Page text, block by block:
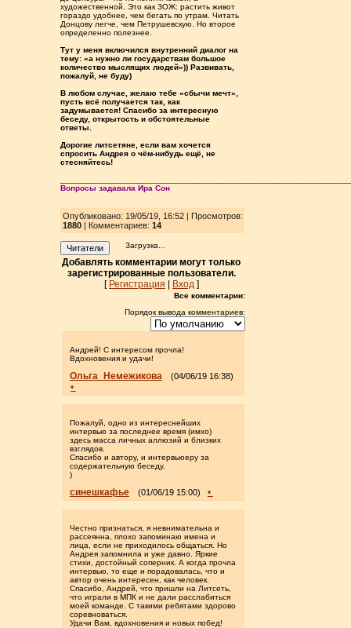
художественной. Это как ЗОЖ: растить живот
гораздо удобнее, чем бегать по утрам. Читать
Донцову легче, чем Петрушевскую. Но второе
определенно полезнее.
Тут у меня включился внутренний диалог на
тему: «а нужно ли государствам большое
количество мыслящих людей»)) Развивать,
пожалуй, не буду)
В любом случае, желаю тебе «сбычи мечт»,
пусть всё получается так, как
задумывается! Спасибо за интересную
беседу, открытость и обстоятельные
ответы.
Дорогие литсетяне, если вам хочется
спросить Андрея о чём-нибудь ещё, не
стесняйтесь!
Вопросы задавала Ира Сон
Опубликовано: 19/05/19, 16:52 | Просмотров:
1880| Комментариев: 14
Читатели Загрузка...
Добавлять комментарии могут только
зарегистрированные пользователи.
[ Регистрация Вход]
Все комментарии:
Порядок вывода комментариев:
Андрей! С интересом прочла!
Вдохновения и удачи!
Ольга_Немежикова (04/06/19 16:38)
•
Пожалуй, одно из интереснейших
интервью за последнее время (имхо)
здесь масса личных аллюзий и близких
взглядов.
Спасибо и автору, и интервьюеру за
содержательную беседу.
)
синешкафье (01/06/19 15:00) •
Честно признаться, я невнимательна и
рассеянна, плохо запоминаю имена и
лица, если не приходилось общаться. Но
Андрея запомнила и уже давно. Яркие
стихи, достойный соперник. А когда прочла
интервью, то еще и порадовалась, что и
автор очень интересен, как человек.
Спасибо, Андрей, что пришли на Литсеть,
что играли в МПК и не дали расслабиться
моей команде. С такими ребятами здорово
соревноваться.
Удачи Вам, вдохновения и новых побед!